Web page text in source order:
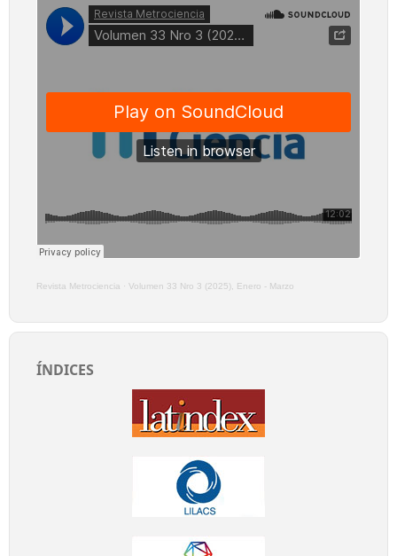
Revista Metrociencia · Volumen 33 Nro 3 (2025), Enero - Marzo
ÍNDICES